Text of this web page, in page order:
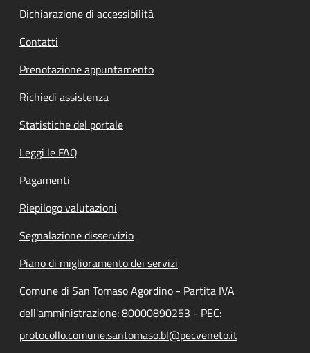
Dichiarazione di accessibilità
Contatti
Prenotazione appuntamento
Richiedi assistenza
Statistiche del portale
Leggi le FAQ
Pagamenti
Riepilogo valutazioni
Segnalazione disservizio
Piano di miglioramento dei servizi
Comune di San Tomaso Agordino - Partita IVA
dell'amministrazione: 80000890253 - PEC:
protocollo.comune.santomaso.bl@pecveneto.it